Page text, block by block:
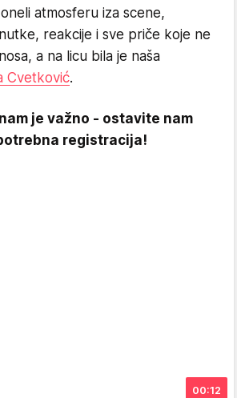
atmosferu iza scene,
reakcije i sve priče koje ne
a na licu bila je naša
Cvetković.
je važno - ostavite nam
registracija!
00:12